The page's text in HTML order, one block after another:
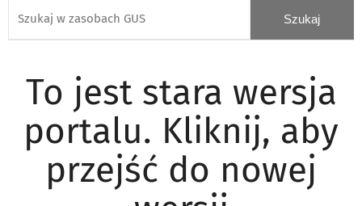
To jest stara wersja
portalu. Kliknij, aby
przejść do nowej